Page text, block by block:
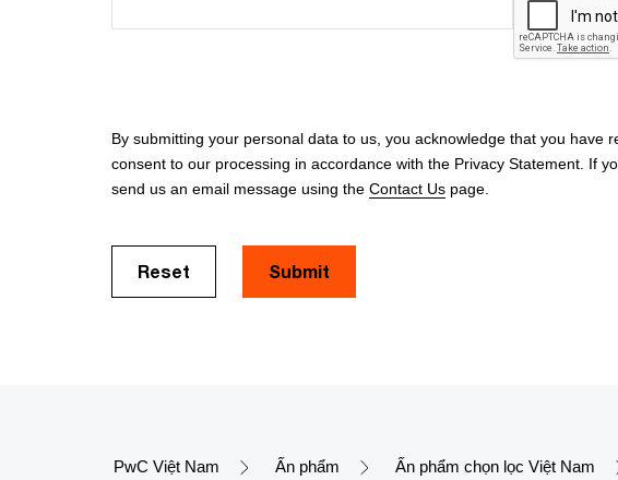
By submitting your personal data to us, you acknowledge that you have
consent to our processing in accordance with the Privacy Statement. If
send us an email message using the Contact Us page.
Reset Submit
PwC Việt Nam Ấn phẩm Ấn phẩm chọn lọc Việt Nam